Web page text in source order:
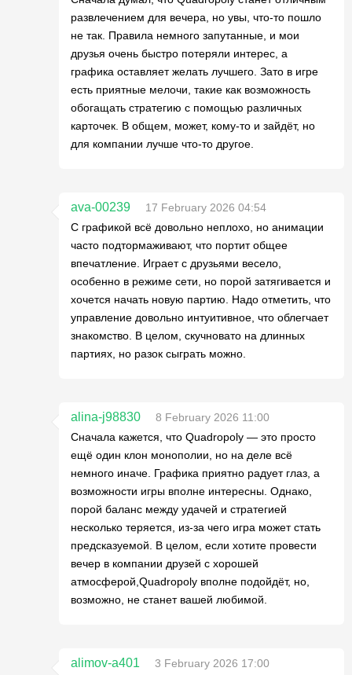
развлечением для вечера, но увы, что-то пошло
не так. Правила немного запутанные, и мои
друзья очень быстро потеряли интерес, а
графика оставляет желать лучшего. Зато в игре
есть приятные мелочи, такие как возможность
обогащать стратегию с помощью различных
карточек. В общем, может, кому-то и зайдёт, но
для компании лучше что-то другое.
ava-00239
17 February 2026 04:54
С графикой всё довольно неплохо, но анимации
часто подтормаживают, что портит общее
впечатление. Играет с друзьями весело,
особенно в режиме сети, но порой затягивается и
хочется начать новую партию. Надо отметить, что
управление довольно интуитивное, что облегчает
знакомство. В целом, скучновато на длинных
партиях, но разок сыграть можно.
alina-j98830
8 February 2026 11:00
Сначала кажется, что Quadropoly — это просто
ещё один клон монополии, но на деле всё
немного иначе. Графика приятно радует глаз, а
возможности игры вполне интересны. Однако,
порой баланс между удачей и стратегией
несколько теряется, из-за чего игра может стать
предсказуемой. В целом, если хотите провести
вечер в компании друзей с хорошей
атмосферой,Quadropoly вполне подойдёт, но,
возможно, не станет вашей любимой.
alimov-a401
3 February 2026 17:00